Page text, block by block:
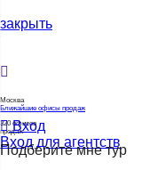
закрыть
Москва
Ближайшие офисы продаж
320 офисов
продаж
Вход
Вход для агентств
Подберите мне тур